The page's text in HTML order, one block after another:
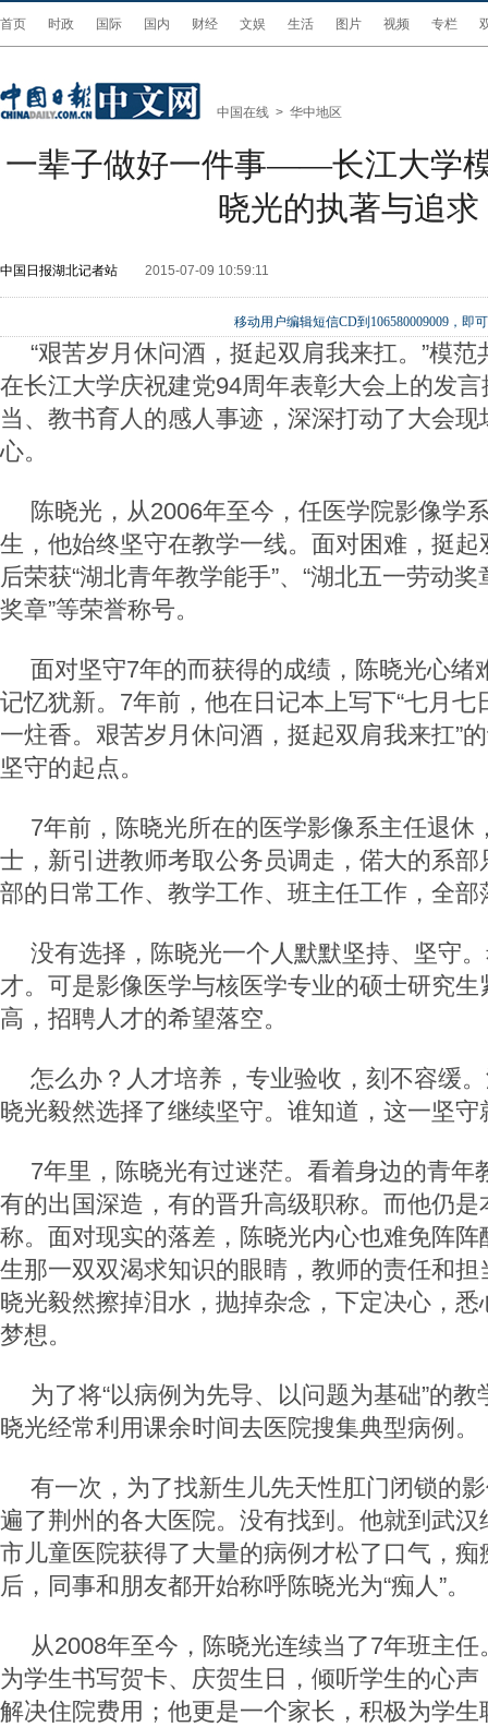
首页 时政 国际 国内 财经 文娱 生活 图片 视频 专栏
中国在线 > 华中地区
一辈子做好一件事——长江大学
晓光的执著与追求
中国日报湖北记者站 2015-07-09 10:59:11
移动用户编辑短信CD到106580009009，即
“艰苦岁月休问酒，挺起双肩我来扛。”模
在长江大学庆祝建党94周年表彰大会上的发
当、教书育人的感人事迹，深深打动了大会现
心。
陈晓光，从2006年至今，任医学院影像学
生，他始终坚守在教学一线。面对困难，挺
后荣获“湖北青年教学能手”、“湖北五一劳动奖
奖章”等荣誉称号。
面对坚守7年的而获得的成绩，陈晓光心绪
记忆犹新。 7年前，他在日记本上写下“七月七
一炷香。艰苦岁月休问酒，挺起双肩我来扛”
坚守的起点。
7年前，陈晓光所在的医学影像系主任退休
士，新引进教师考取公务员调走，偌大的系
部的日常工作、教学工作、班主任工作，全
没有选择，陈晓光一个人默默坚持、坚守
才。可是影像医学与核医学专业的硕士研究
高，招聘人才的希望落空。
怎么办？人才培养，专业验收，刻不容缓
晓光毅然选择了继续坚守。谁知道，这一坚守
7年里，陈晓光有过迷茫。看着身边的青年
有的出国深造，有的晋升高级职称。而他仍
称。面对现实的落差，陈晓光内心也难免阵
生那一双双渴求知识的眼睛，教师的责任和
晓光毅然擦掉泪水，抛掉杂念，下定决心，
梦想。
为了将“以病例为先导、以问题为基础”的
晓光经常利用课余时间去医院搜集典型病例。
有一次，为了找新生儿先天性肛门闭锁的
遍了荆州的各大医院。没有找到。他就到武
市儿童医院获得了大量的病例才松了口气，
后，同事和朋友都开始称呼陈晓光为“痴人”。
从2008年至今，陈晓光连续当了7年班主任
为学生书写贺卡、庆贺生日，倾听学生的心
解决住院费用；他更是一个家长，积极为学